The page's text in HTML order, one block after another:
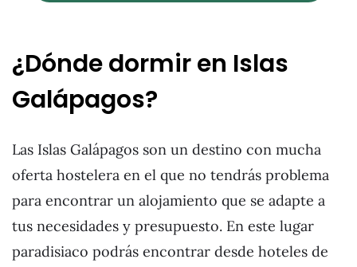
¿Dónde dormir en Islas
Galápagos?
Las Islas Galápagos son un destino con mucha
oferta hostelera en el que no tendrás problema
para encontrar un alojamiento que se adapte a
tus necesidades y presupuesto. En este lugar
paradisiaco podrás encontrar desde hoteles de